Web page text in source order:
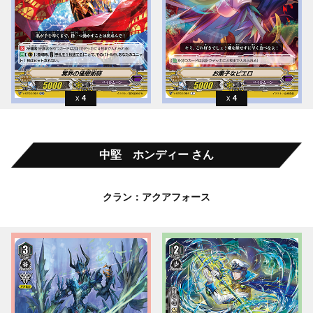
4 4
中堅 ホンディー さん
クラン：アクアフォース